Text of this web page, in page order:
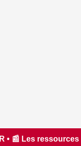
eau dans un